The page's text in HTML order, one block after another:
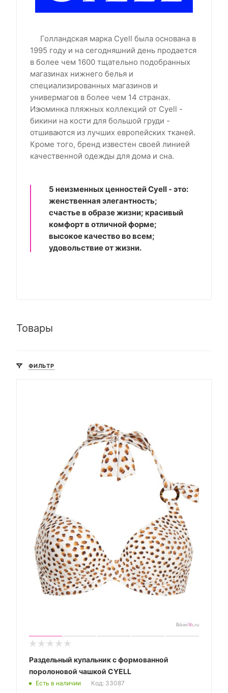
Голландская марка Cyell была основана в
1995 году и на сегодняшний день продается
в более чем 1600 тщательно подобранных
магазинах нижнего белья и
специализированных магазинов и
универмагов в более чем 14 странах.
Изюминка пляжных коллекций от Cyell -
бикини на кости для большой груди -
отшиваются из лучших европейских тканей.
Кроме того, бренд известен своей линией
качественной одежды для дома и сна.
5 неизменных ценностей Cyell - это:
женственная элегантность;
счастье в образе жизни; красивый
комфорт в отличной форме;
высокое качество во всем;
удовольствие от жизни.
Товары
ФИЛЬТР
Раздельный купальник с формованной
поролоновой чашкой CYELL
Есть в наличии Код: 33087